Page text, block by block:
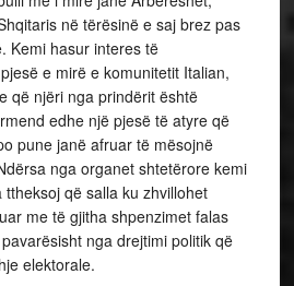
në tërësinë e saj brez pas
Kemi hasur interes të
e mirë e komunitetit Italian,
që njëri nga prindërit është
edhe një pjesë të atyre që
pune janë afruar të mësojnë
nga organet shtetërore kemi
që salla ku zhvillohet
me të gjitha shpenzimet falas
nga drejtimi politik që
elektorale.